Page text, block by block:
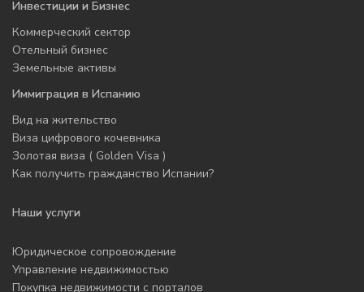
Инвестиции и Бизнес
Коммерческий сектор
Отельный бизнес
Земельные активы
Иммиграция в Испанию
Вид на жительство
Виза цифрового кочевника
Золотая виза ( Golden Visa )
Как получить гражданство Испании?
Наши услуги
Юридическое сопровождение
Управление недвижимостью
Покупка недвижимости с порталов